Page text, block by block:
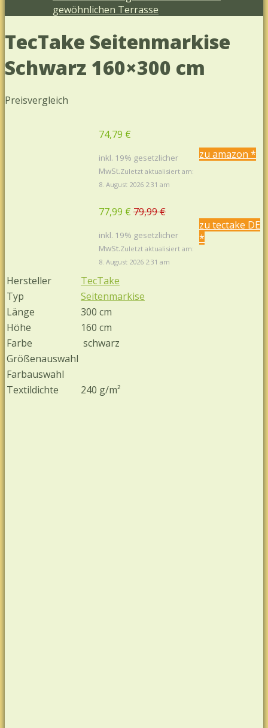
gewöhnlichen Terrasse
TecTake Seitenmarkise
Schwarz 160×300 cm
Preisvergleich
74,79 €
inkl. 19% gesetzlicher
MwSt.Zuletzt aktualisiert am:
8. August 2026 2:31 am
zu amazon *
77,99 € 79,99 €
inkl. 19% gesetzlicher
MwSt.Zuletzt aktualisiert am:
8. August 2026 2:31 am
zu tectake DE
*
Hersteller
TecTake
Typ
Seitenmarkise
Länge
300 cm
Höhe
160 cm
Farbe
schwarz
Größenauswahl
Farbauswahl
Textildichte
240 g/m²